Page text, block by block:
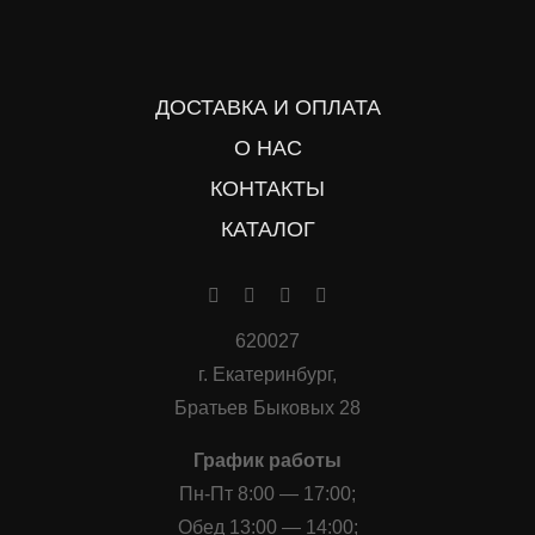
ДОСТАВКА И ОПЛАТА
О НАС
КОНТАКТЫ
КАТАЛОГ
620027
г. Екатеринбург,
Братьев Быковых 28
График работы
Пн-Пт 8:00 — 17:00;
Обед 13:00 — 14:00;